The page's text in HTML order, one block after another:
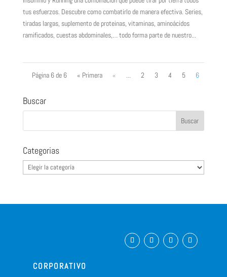
tus esfuerzos. Descubre como combatirlo de manera efectiva. Series,
tiradas largas, suplemento de proteinas, vitaminas, aminoácidos
ramificados, cuestas abdominales,… todo forma parte de nuestro...
Página 6 de 6 « Primera « ... 2 3 4 5 6
Buscar
Categorias
Categorias
CORPORATIVO